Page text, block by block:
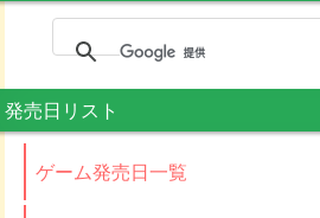
発売日リスト
ゲーム発売日一覧